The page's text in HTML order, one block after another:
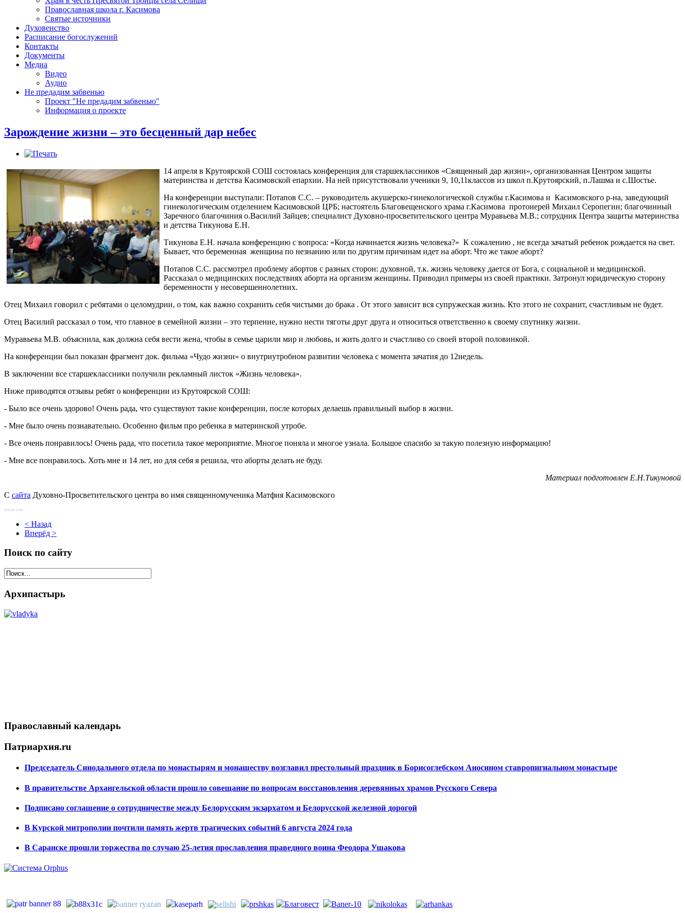
Православная школа г. Касимова
Святые источники
Духовенство
Расписание богослужений
Контакты
Документы
Медиа
Видео
Аудио
Не предадим забвенью
Проект "Не предадим забвенью"
Информация о проекте
Зарождение жизни – это бесценный дар небес
14 апреля в Крутоярской СОШ состоялась конференция для старшеклассников «Священный дар жизни», организованная Центром защиты
материнства и детства Касимовской епархии. На ней присутствовали ученики 9, 10,11классов из школ п.Крутоярский, п.Лашма и с.Шостье.
На конференции выступали: Потапов С.С. – руководитель акушерско-гинекологической службы г.Касимова и Касимовского р-на, заведующий
гинекологическим отделением Касимовской ЦРБ; настоятель Благовещенского храма г.Касимова протоиерей Михаил Серопегин; благочинный
Заречного благочиния о.Василий Зайцев; специалист Духовно-просветительского центра Муравьева М.В.; сотрудник Центра защиты материнства
и детства Тикунова Е.Н.
Тикунова Е.Н. начала конференцию с вопроса: «Когда начинается жизнь человека?» К сожалению , не всегда зачатый ребенок рождается на свет.
Бывает, что беременная женщина по незнанию или по другим причинам идет на аборт. Что же такое аборт?
Потапов С.С. рассмотрел проблему абортов с разных сторон: духовной, т.к. жизнь человеку дается от Бога, с социальной и медицинской.
Рассказал о медицинских последствиях аборта на организм женщины. Приводил примеры из своей практики. Затронул юридическую сторону
беременности у несовершеннолетних.
Отец Михаил говорил с ребятами о целомудрии, о том, как важно сохранить себя чистыми до брака . От этого зависит вся супружеская жизнь. Кто этого не сохранит, счастливым не будет.
Отец Василий рассказал о том, что главное в семейной жизни – это терпение, нужно нести тяготы друг друга и относиться ответственно к своему спутнику жизни.
Муравьева М.В. объяснила, как должна себя вести жена, чтобы в семье царили мир и любовь, и жить долго и счастливо со своей второй половинкой.
На конференции был показан фрагмент док. фильма «Чудо жизни» о внутриутробном развитии человека с момента зачатия до 12недель.
В заключении все старшеклассники получили рекламный листок «Жизнь человека».
Ниже приводятся отзывы ребят о конференции из Крутоярской СОШ:
- Было все очень здорово! Очень рада, что существуют такие конференции, после которых делаешь правильный выбор в жизни.
- Мне было очень познавательно. Особенно фильм про ребенка в материнской утробе.
- Все очень понравилось! Очень рада, что посетила такое мероприятие. Многое поняла и многое узнала. Большое спасибо за такую полезную информацию!
- Мне все понравилось. Хоть мне и 14 лет, но для себя я решила, что аборты делать не буду.
Материал подготовлен Е.Н.Тикуновой
C сайта Духовно-Просветительского центра во имя священномученика Матфия Касимовского
Social Like
< Назад
Вперёд >
Поиск по сайту
Архипастырь
Православный календарь
Патриархия.ru
Председатель Синодального отдела по монастырям и монашеству возглавил престольный праздник в Борисоглебском Аносином ставропигиальном монастыре
В правительстве Архангельской области прошло совещание по вопросам восстановления деревянных храмов Русского Севера
Подписано соглашение о сотрудничестве между Белорусским экзархатом и Белорусской железной дорогой
В Курской митрополии почтили память жертв трагических событий 6 августа 2024 года
В Саранске прошли торжества по случаю 25-летия прославления праведного воина Феодора Ушакова